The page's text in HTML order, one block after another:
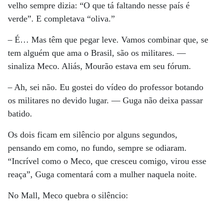
velho sempre dizia: “O que tá faltando nesse país é
verde”. E completava “oliva.”
– É… Mas têm que pegar leve. Vamos combinar que, se
tem alguém que ama o Brasil, são os militares. —
sinaliza Meco. Aliás, Mourão estava em seu fórum.
– Ah, sei não. Eu gostei do vídeo do professor botando
os militares no devido lugar. — Guga não deixa passar
batido.
Os dois ficam em silêncio por alguns segundos,
pensando em como, no fundo, sempre se odiaram.
“Incrível como o Meco, que cresceu comigo, virou esse
reaça”, Guga comentará com a mulher naquela noite.
No Mall, Meco quebra o silêncio: